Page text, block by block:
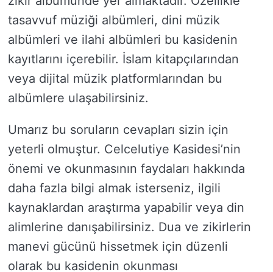
tasavvuf müziği albümleri, dini müzik
albümleri ve ilahi albümleri bu kasidenin
kayıtlarını içerebilir. İslam kitapçılarından
veya dijital müzik platformlarından bu
albümlere ulaşabilirsiniz.
Umarız bu soruların cevapları sizin için
yeterli olmuştur. Celcelutiye Kasidesi’nin
önemi ve okunmasının faydaları hakkında
daha fazla bilgi almak isterseniz, ilgili
kaynaklardan araştırma yapabilir veya din
alimlerine danışabilirsiniz. Dua ve zikirlerin
manevi gücünü hissetmek için düzenli
olarak bu kasidenin okunması